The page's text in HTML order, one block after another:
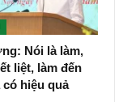
Nói là làm,
liệt, làm đến
có hiệu quả